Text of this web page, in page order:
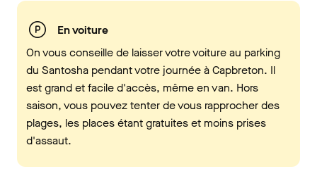
En voiture
On vous conseille de laisser votre voiture au parking
du Santosha pendant votre journée à Capbreton. Il
est grand et facile d'accès, même en van. Hors
saison, vous pouvez tenter de vous rapprocher des
plages, les places étant gratuites et moins prises
d'assaut.